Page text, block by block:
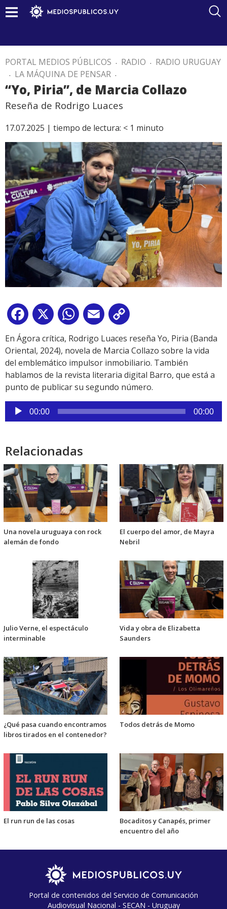
PORTAL MEDIOS PÚBLICOS . RADIO . RADIO URUGUAY
. LA MÁQUINA DE PENSAR .
“Yo, Piria”, de Marcia Collazo
Reseña de Rodrigo Luaces
17.07.2025 | tiempo de lectura: < 1 minuto
Facebook
X WhatsApp
Email
Link
En Ágora crítica, Rodrigo Luaces reseña Yo, Piria (Banda
Oriental, 2024), novela de Marcia Collazo sobre la vida
del emblemático impulsor inmobiliario. También
hablamos de la revista literaria digital Barro, que está a
punto de publicar su segundo número.
Reproductor
de
00:00 00:00
Relacionadas
Una novela uruguaya con rock
alemán de fondo
El cuerpo del amor, de Mayra
Nebril
Julio Verne, el espectáculo
interminable
Vida y obra de Elizabetta
Saunders
¿Qué pasa cuando encontramos
libros tirados en el contenedor?
Todos detrás de Momo
El run run de las cosas
Bocaditos y Canapés, primer
encuentro del año
Portal de contenidos del Servicio de Comunicación
Audiovisual Nacional - SECAN - Uruguay